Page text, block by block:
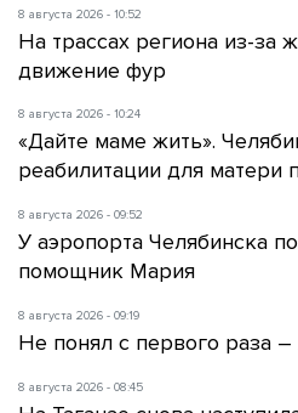
8 августа 2026 - 10:52
На трассах региона из-за
движение фур
8 августа 2026 - 10:24
«Дайте маме жить».
реабилитации для матери
8 августа 2026 - 09:52
У аэропорта Челябинска
помощник Мария
8 августа 2026 - 09:19
Не понял с первого раза
8 августа 2026 - 08:45